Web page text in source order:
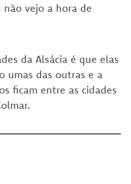
não vejo a hora de
da Alsácia é que elas
umas das outras e a
ficam entre as cidades